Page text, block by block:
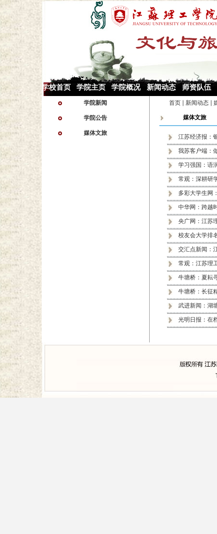
学校首页 学院主页 学院概况 新闻动态 师资队伍
学院新闻
学院公告
媒体文旅
首页 新闻动态
媒体文旅
江苏经济报：
我苏客户端：
学习强国：语
常观：深耕研
多彩大学生网
中华网：跨越
央广网：江苏
校友会大学排
交汇点新闻：
常观：江苏理
牛塘桥：夏耘
牛塘桥：长征
武进新闻：湖
光明日报：在